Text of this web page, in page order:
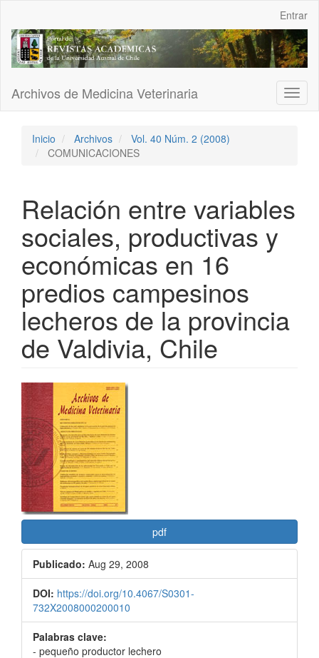
Contenido
principal
Barra
Entrar
Archivos de Medicina Veterinaria
Inicio Archivos
Vol. 40 Núm. 2 (2008)
COMUNICACIONES
Relación entre variables
sociales, productivas y
económicas en 16
predios campesinos
lecheros de la provincia
de Valdivia, Chile
Barra
lateral
del
artículo
pdf
Publicado: Aug 29, 2008
DOI: https://doi.org/10.4067/S0301-
732X2008000200010
Palabras clave:
- pequeño productor lechero